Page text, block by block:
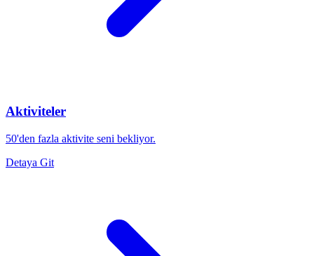
Aktiviteler
50'den fazla aktivite seni bekliyor.
Detaya Git